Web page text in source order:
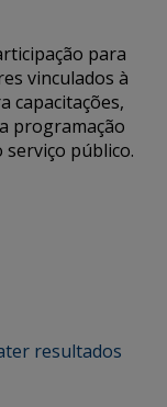
para
vinculados à
capacitações,
programação
serviço público.
resultados